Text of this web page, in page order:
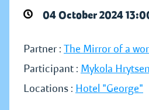
04 October 2024
Partner : The Mirror of a
Participant : Mykola
Locations : Hotel "George"